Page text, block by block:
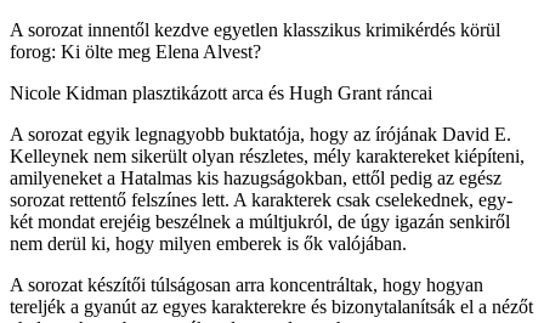
A sorozat innentől kezdve egyetlen klasszikus krimikérdés körül
forog: Ki ölte meg Elena Alvest?
Nicole Kidman plasztikázott arca és Hugh Grant ráncai
A sorozat egyik legnagyobb buktatója, hogy az írójának David E.
Kelleynek nem sikerült olyan részletes, mély karaktereket kiépíteni,
amilyeneket a Hatalmas kis hazugságokban, ettől pedig az egész
sorozat rettentő felszínes lett. A karakterek csak cselekednek, egy-
két mondat erejéig beszélnek a múltjukról, de úgy igazán senkiről
nem derül ki, hogy milyen emberek is ők valójában.
A sorozat készítői túlságosan arra koncentráltak, hogy hogyan
tereljék a gyanút az egyes karakterekre és bizonytalanítsák el a nézőt